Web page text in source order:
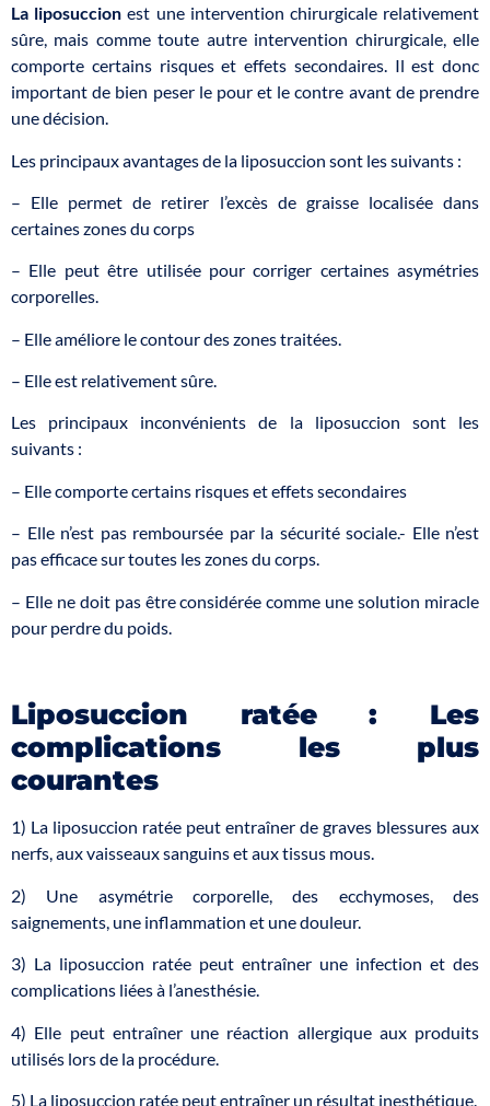
La liposuccion est une intervention chirurgicale relativement
sûre, mais comme toute autre intervention chirurgicale, elle
comporte certains risques et effets secondaires. Il est donc
important de bien peser le pour et le contre avant de prendre
une décision.
Les principaux avantages de la liposuccion sont les suivants :
– Elle permet de retirer l’excès de graisse localisée dans
certaines zones du corps
– Elle peut être utilisée pour corriger certaines asymétries
corporelles.
– Elle améliore le contour des zones traitées.
– Elle est relativement sûre.
Les principaux inconvénients de la liposuccion sont les
suivants :
– Elle comporte certains risques et effets secondaires
– Elle n’est pas remboursée par la sécurité sociale.- Elle n’est
pas efficace sur toutes les zones du corps.
– Elle ne doit pas être considérée comme une solution miracle
pour perdre du poids.
Liposuccion ratée : Les
complications les plus
courantes
1) La liposuccion ratée peut entraîner de graves blessures aux
nerfs, aux vaisseaux sanguins et aux tissus mous.
2) Une asymétrie corporelle, des ecchymoses, des
saignements, une inflammation et une douleur.
3) La liposuccion ratée peut entraîner une infection et des
complications liées à l’anesthésie.
4) Elle peut entraîner une réaction allergique aux produits
utilisés lors de la procédure.
5) La liposuccion ratée peut entraîner un résultat inesthétique.